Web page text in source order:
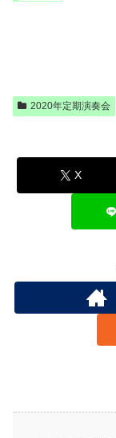
2020年定期演奏会
X